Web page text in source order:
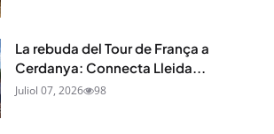
La rebuda del Tour de França a
Cerdanya: Connecta Lleida...
Juliol 07, 2026 98